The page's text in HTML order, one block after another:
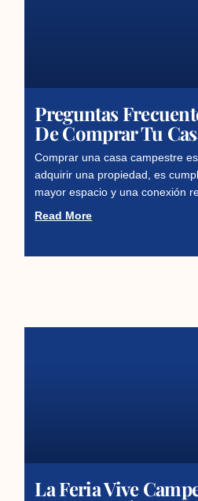
Preguntas
De Comprar Tu
Comprar una casa campestre
adquirir una propiedad, es
mayor espacio y una conexión
Read More
La Feria Vive